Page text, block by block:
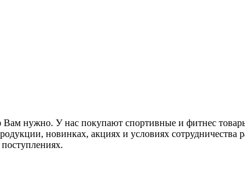
нужно. У нас покупают спортивные и фитнес товары
новинках, акциях и условиях